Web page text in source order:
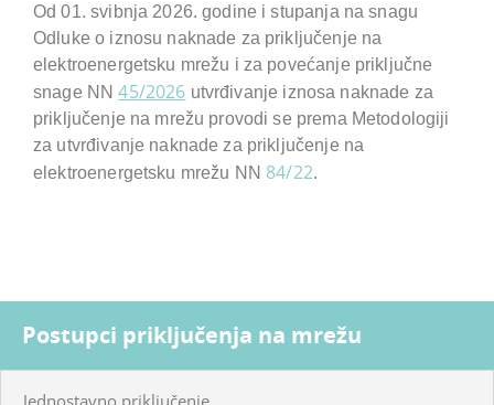
Od 01. svibnja 2026. godine i stupanja na snagu
Odluke o iznosu naknade za priključenje na
elektroenergetsku mrežu i za povećanje priključne
snage NN45/2026 utvrđivanje iznosa naknade za
priključenje na mrežu provodi se prema Metodologiji
za utvrđivanje naknade za priključenje na
elektroenergetsku mrežu NN 84/22.
Postupci priključenja na mrežu